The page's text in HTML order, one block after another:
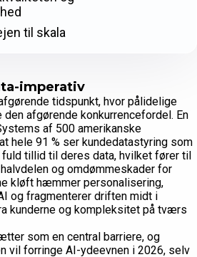
imperativ
tidspunkt, hvor pålidelige
den afgørende konkurrencefordel. En
af 500 amerikanske
hele 91 % ser kundedatastyring som
fuld tillid til deres data, hvilket fører til
og omdømmeskader for
kløft hæmmer personalisering,
og fragmenterer driften midt i
kunderne og kompleksitet på tværs
som en central barriere, og
vil forringe AI-ydeevnen i 2026, selv
til skala